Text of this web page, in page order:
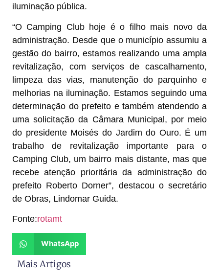
iluminação pública.
“O Camping Club hoje é o filho mais novo da
administração. Desde que o município assumiu a
gestão do bairro, estamos realizando uma ampla
revitalização, com serviços de cascalhamento,
limpeza das vias, manutenção do parquinho e
melhorias na iluminação. Estamos seguindo uma
determinação do prefeito e também atendendo a
uma solicitação da Câmara Municipal, por meio
do presidente Moisés do Jardim do Ouro. É um
trabalho de revitalização importante para o
Camping Club, um bairro mais distante, mas que
recebe atenção prioritária da administração do
prefeito Roberto Dorner”, destacou o secretário
de Obras, Lindomar Guida.
Fonte:rotamt
WhatsApp
Mais Artigos